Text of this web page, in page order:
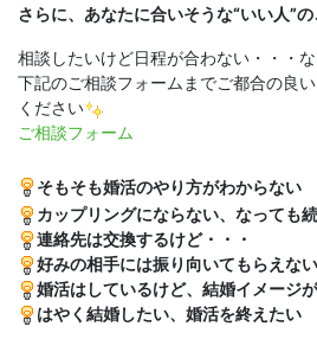
さらに、あなたに合いそうな“いい人”
相談したいけど日程が合わない・・・
下記のご相談フォームまでご都合の良
ください
ご相談フォーム
そもそも婚活のやり方がわからない
カップリングにならない、なっても
連絡先は交換するけど・・・
好みの相手には振り向いてもらえない
婚活はしているけど、結婚イメージ
はやく結婚したい、婚活を終えたい